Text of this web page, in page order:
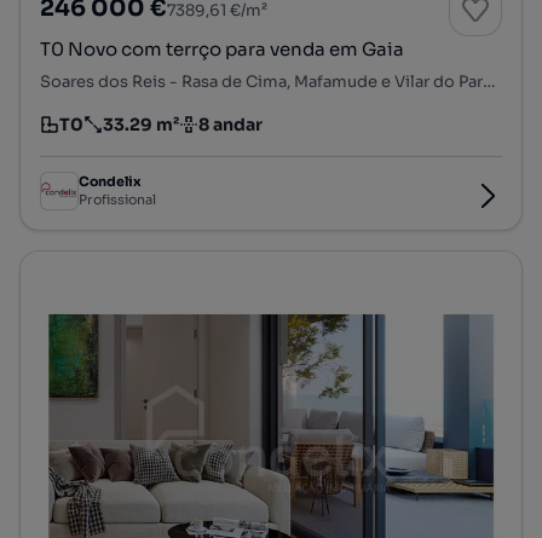
246 000 €7389,61 €/m²
T0 Novo com terrço para venda em Gaia
Soares dos Reis - Rasa de Cima, Mafamude e Vilar do Paraíso, Vila Nova de Gaia, Porto
Tipologia
T0
Preço por metro quadrado
33.29 m²
Andar 8 andar
Condelix
Profissional